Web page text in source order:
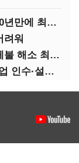
법인세 줄고 직장인 근로소득세↑…10년만에 최대치
워
건설업 임금체불 4363억…이정식 "체불 해소 최우선"
계열사 몸집 줄이는 대기업…첨단산업 인수·설립에 '분주'